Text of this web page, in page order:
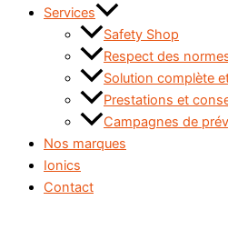
Services
Safety Shop
Respect des
Solution complète
Prestations et
Campagnes de
Nos marques
Ionics
Contact